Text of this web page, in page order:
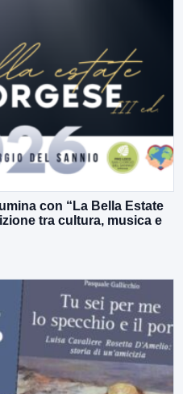
con “La Bella Estate
tra cultura, musica e